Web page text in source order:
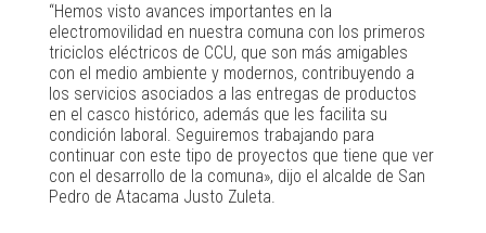
“Hemos visto avances importantes en la
electromovilidad en nuestra comuna con los primeros
triciclos eléctricos de CCU, que son más amigables
con el medio ambiente y modernos, contribuyendo a
los servicios asociados a las entregas de productos
en el casco histórico, además que les facilita su
condición laboral. Seguiremos trabajando para
continuar con este tipo de proyectos que tiene que ver
con el desarrollo de la comuna», dijo el alcalde de San
Pedro de Atacama Justo Zuleta.